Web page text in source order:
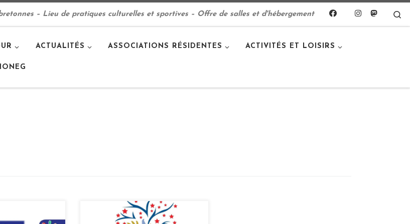
– Lieu de pratiques culturelles et sportives – Offre de salles et d'hébergement
ACTUALITÉS ASSOCIATIONS RÉSIDENTES ACTIVITÉS ET LOISIRS
Youn ha Solena, Micro crèche en